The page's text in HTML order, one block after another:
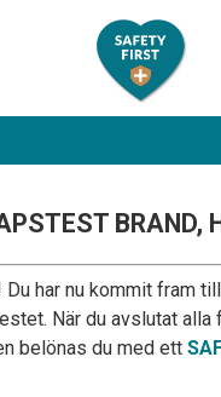
BRAND,
Du har nu kommit fram
När du avslutat alla
belönas du med ett